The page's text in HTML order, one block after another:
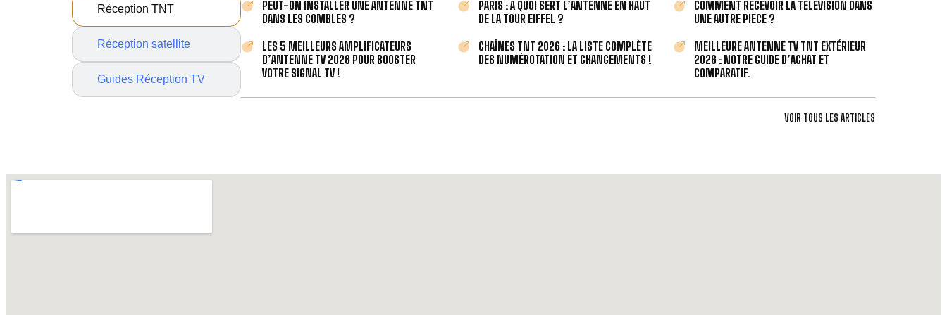
Réception TNT
Réception satellite
Guides Réception TV
PEUT-ON INSTALLER UNE ANTENNE TNT
DANS LES COMBLES ?
PARIS : À QUOI SERT L’ANTENNE EN HAUT
DE LA TOUR EIFFEL ?
COMMENT RECEVOIR LA TÉLÉVISION DANS
UNE AUTRE PIÈCE ?
LES 5 MEILLEURS AMPLIFICATEURS
D’ANTENNE TV 2026 POUR BOOSTER
VOTRE SIGNAL TV !
CHAÎNES TNT 2026 : LA LISTE COMPLÈTE
DES NUMÉROTATION ET CHANGEMENTS !
MEILLEURE ANTENNE TV TNT EXTÉRIEUR
2026 : NOTRE GUIDE D’ACHAT ET
COMPARATIF.
VOIR TOUS LES ARTICLES